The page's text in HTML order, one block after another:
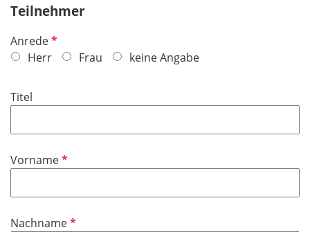
Teilnehmer
AnredeP
f
c
f
e
Herr Frau keine Angabe
Titel
VornameP
c
NachnameP